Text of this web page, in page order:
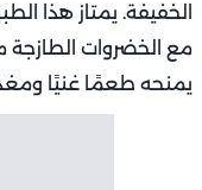
الخفيفة. يمتاز هذا
مع الخضروات الطازجة
يمنحه طعمًا غنيًا